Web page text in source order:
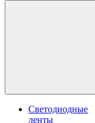
Светодиодные
ленты